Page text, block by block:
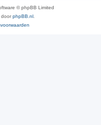
© phpBB Limited
doorphpBB.nl